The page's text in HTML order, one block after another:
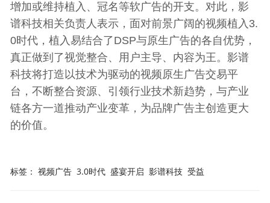
增加或维持植入、冠名等软广告的开支。对此，影
谱科技相关负责人表示，面对前景广阔的视频植入3.
0时代，植入易结合了DSP与原生广告的各自优势，
真正做到了视觉整合、用户主导、内容为王。影谱
科技将打造以技术为驱动的视频原生广告交易平
台，不断整合资源、引领行业技术新趋势，与产业
链各方一道推动产业变革，为品牌广告主创造更大
的价值。
标签： 视频广告 3.0时代 盛宴开启 影谱科技 受益